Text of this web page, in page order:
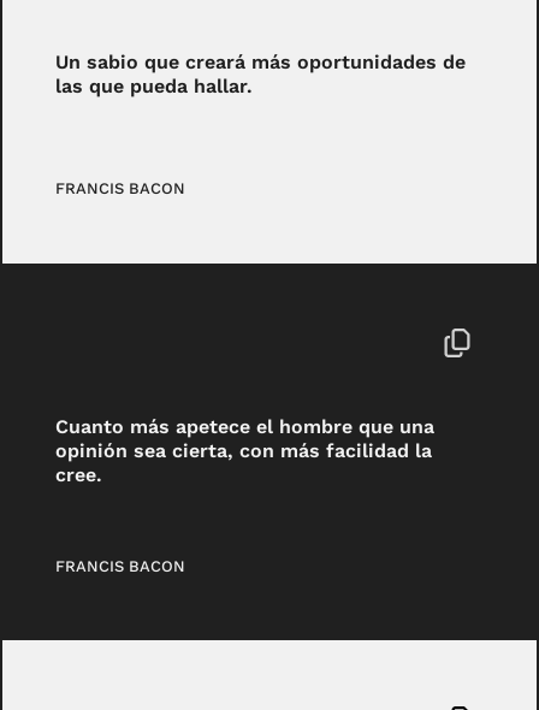
Un sabio que creará más oportunidades de
las que pueda hallar.
FRANCIS BACON
Cuanto más apetece el hombre que una
opinión sea cierta, con más facilidad la
cree.
FRANCIS BACON